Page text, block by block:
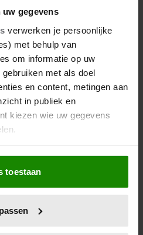
gegevens
verwerken je persoonlijke
met behulp van
om informatie op uw
met als doel
en content, metingen aan
in publiek en
kiezen wie uw gegevens
ook graag:
over uw geografische
meter nauwkeurig kan zijn
eigenschappen (fingerprinting)
toestaan
VLIEGTUIG